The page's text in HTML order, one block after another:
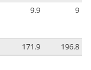
9.9 9
171.9 196.8